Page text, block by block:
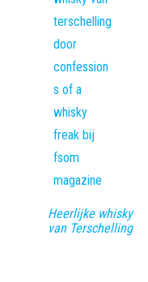
Heerlijke whisky
van Terschelling